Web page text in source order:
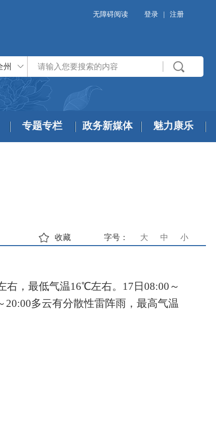
无障碍阅读 登录 注册
州
专题专栏 政务新媒体 魅力康乐
字号： 大 中 小
收藏
右，最低气温16℃左右。17日08:00～
20:00多云有分散性雷阵雨，最高气温